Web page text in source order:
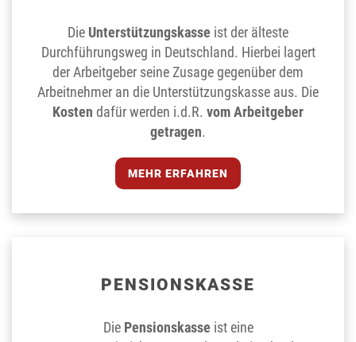
Die Unterstützungskasse ist der älteste
Durchführungsweg in Deutschland. Hierbei lagert
der Arbeitgeber seine Zusage gegenüber dem
Arbeitnehmer an die Unterstützungskasse aus. Die
Kosten dafür werden i.d.R. vom Arbeitgeber
getragen.
MEHR ERFAHREN
PENSIONS­KASSE
Die Pensionskasse ist eine